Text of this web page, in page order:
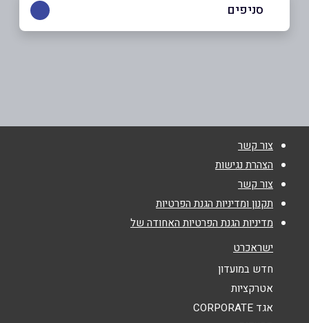
נושא*
אנא חזרו אלי בקשר ל...
סניפים
צור קשר
הצהרת נגישות
צור קשר
תקנון ומדיניות הגנת הפרטיות
מדיניות הגנת הפרטיות האחודה של
ישראכרט
חדש במועדון
אטרקציות
אגד CORPORATE